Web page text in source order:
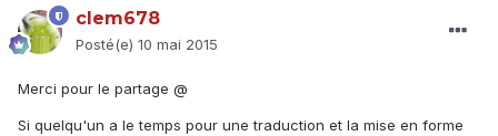
clem678
Posté(e) 10 mai 2015
Merci pour le partage @
Si quelqu'un a le temps pour une traduction et la mise en forme